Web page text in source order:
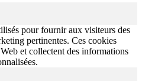
pour fournir aux visiteurs des
pertinentes. Ces cookies
et collectent des informations